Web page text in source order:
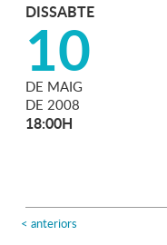
DISSABTE
10
DE MAIG
DE 2008
18:00H
< anteriors